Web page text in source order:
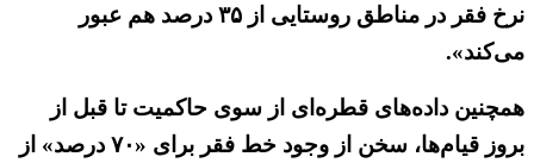
نرخ فقر در مناطق روستایی از ۳۵ درصد هم عبور
می‌کند».
همچنین داده‌های قطره‌ای از سوی حاکمیت تا قبل از
بروز قیام‌ها، سخن از وجود خط فقر برای «۷۰ درصد» از